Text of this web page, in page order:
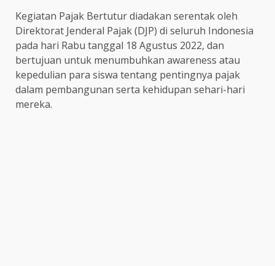
Kegiatan Pajak Bertutur diadakan serentak oleh
Direktorat Jenderal Pajak (DJP) di seluruh Indonesia
pada hari Rabu tanggal 18 Agustus 2022, dan
bertujuan untuk menumbuhkan awareness atau
kepedulian para siswa tentang pentingnya pajak
dalam pembangunan serta kehidupan sehari-hari
mereka.